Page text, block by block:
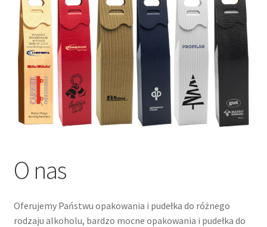
O nas
Oferujemy Państwu opakowania i pudełka do różnego
rodzaju alkoholu, bardzo mocne opakowania i pudełka do